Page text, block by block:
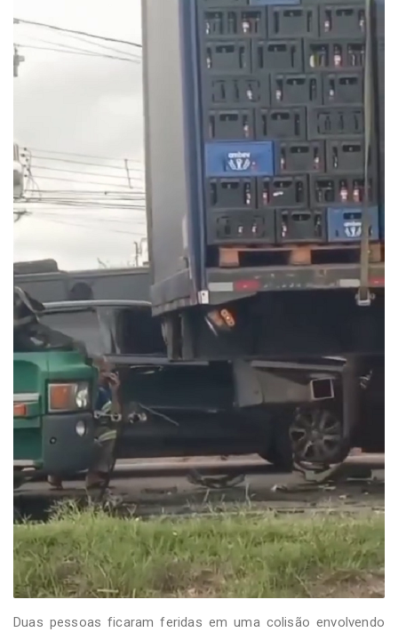
por
Hesea
Tecnologia
Duas pessoas ficaram feridas em uma colisão envolvendo